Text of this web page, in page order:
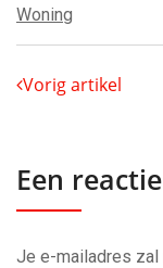
Woning
Vorig artikel
Een
Je e-mailadres zal